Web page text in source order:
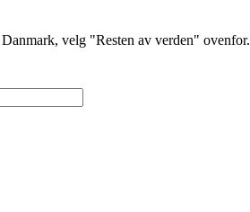
velg "Resten av verden" ovenfor.